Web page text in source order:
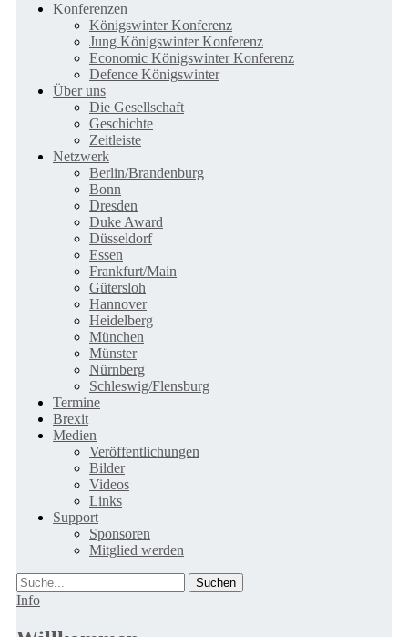
Konferenzen
Königswinter Konferenz
Jung Königswinter Konferenz
Economic Königswinter Konferenz
Defence Königswinter
Über uns
Die Gesellschaft
Geschichte
Zeitleiste
Netzwerk
Berlin/Brandenburg
Bonn
Dresden
Duke Award
Düsseldorf
Essen
Frankfurt/Main
Gütersloh
Hannover
Heidelberg
München
Münster
Nürnberg
Schleswig/Flensburg
Termine
Brexit
Medien
Veröffentlichungen
Bilder
Videos
Links
Support
Sponsoren
Mitglied werden
Suche
Info